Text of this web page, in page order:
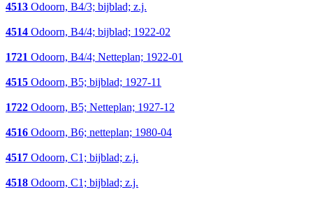
4513 Odoorn, B4/3; bijblad; z.j.
4514 Odoorn, B4/4; bijblad; 1922-02
1721 Odoorn, B4/4; Netteplan; 1922-01
4515 Odoorn, B5; bijblad; 1927-11
1722 Odoorn, B5; Netteplan; 1927-12
4516 Odoorn, B6; netteplan; 1980-04
4517 Odoorn, C1; bijblad; z.j.
4518 Odoorn, C1; bijblad; z.j.